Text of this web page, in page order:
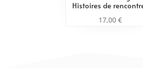
Histoires de
17,00 €